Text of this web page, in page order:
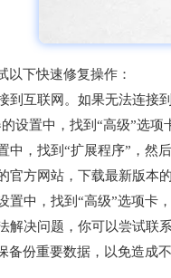
以下快速修复操作：
到互联网。如果无法连接
设置中，找到“高级”选
中，找到“扩展程序”，
官方网站，下载最新版
置中，找到“高级”选项卡
解决问题，你可以尝试联
份重要数据，以免造成不